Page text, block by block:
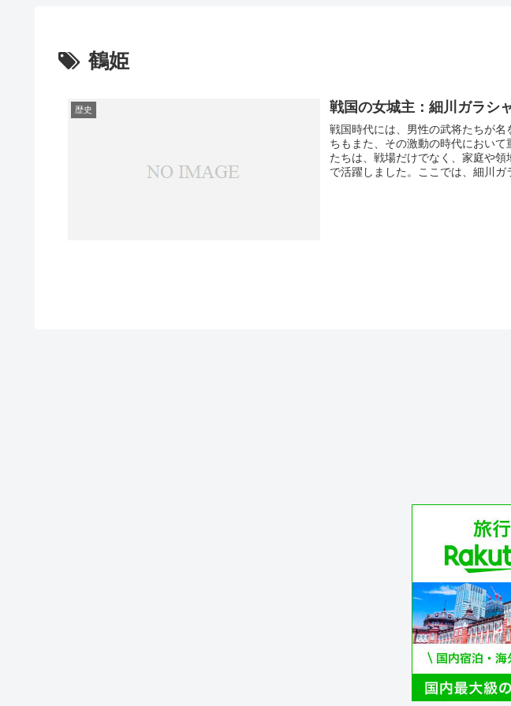
鶴姫
歴史 戦国の女城主：細川ガラシ
戦国時代には、男性の武将たちが
ちもまた、その激動の時代におい
たちは、戦場だけでなく、家庭や
で活躍しました。ここでは、細川ガ